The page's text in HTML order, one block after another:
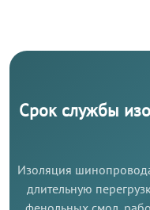
Срок службы
Изоляция
длительную